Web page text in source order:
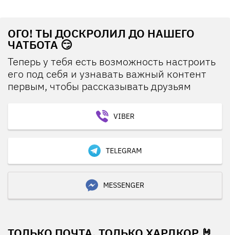
ОГО! ТЫ ДОСКРОЛИЛ ДО НАШЕГО
ЧАТБОТА 😏
Теперь у тебя есть возможность настроить
его под себя и узнавать важный контент
первым, чтобы рассказывать друзьям
VIBER
TELEGRAM
MESSENGER